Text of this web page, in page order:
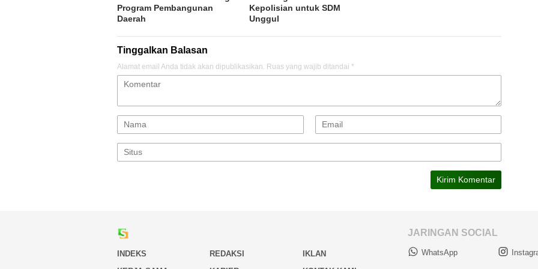
Program Pembangunan
Daerah
Kepolisian untuk SDM
Unggul
Tinggalkan Balasan
Alamat email Anda tidak akan dipublikasikan. Ruas yang wajib ditandai *
INDEKS REDAKSI
IKLAN
JARINGAN SOCIAL
WhatsApp